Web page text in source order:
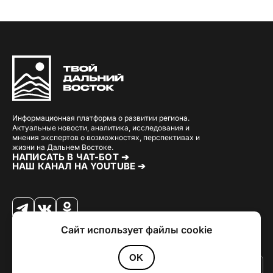
Информационная платформа о развитии региона.
Актуальные новости, аналитика, исследования и
мнения экспертов о возможностях, перспективах и
жизни на Дальнем Востоке.
НАПИСАТЬ В ЧАТ-БОТ ➔
НАШ КАНАЛ НА YOUTUBE ➔
. РазработкаLoimi.
Политика конфиденциальности
Сайт использует файлы cookie
OK